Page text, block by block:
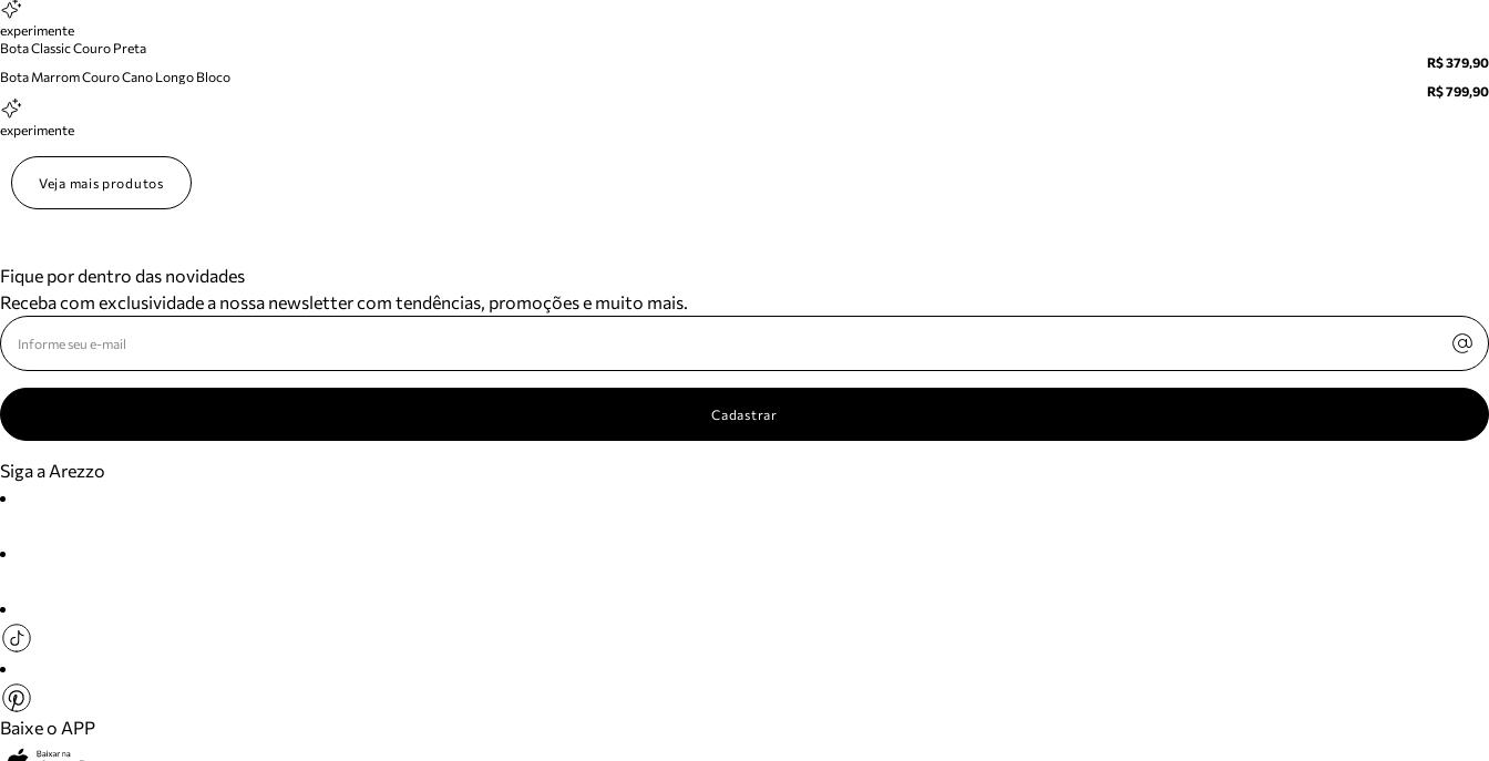
experimente
Bota Classic Couro Preta
R$ 379,90
Bota Marrom Couro Cano Longo Bloco
R$ 799,90
experimente
Veja mais produtos
Fique por dentro das novidades
Receba com exclusividade a nossa newsletter com tendências, promoções e muito mais.
Cadastrar
Siga a Arezzo
Baixe o APP